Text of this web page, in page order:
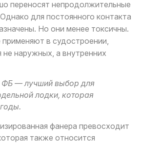
переносят непродолжительные
для постоянного контакта
Но они менее токсичны.
в судостроении,
наружных, а внутренних
— лучший выбор для
лодки, которая
фанера превосходит
также относится